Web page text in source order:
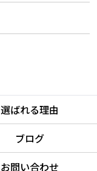
選ばれる理由
ブログ
お問い合わせ